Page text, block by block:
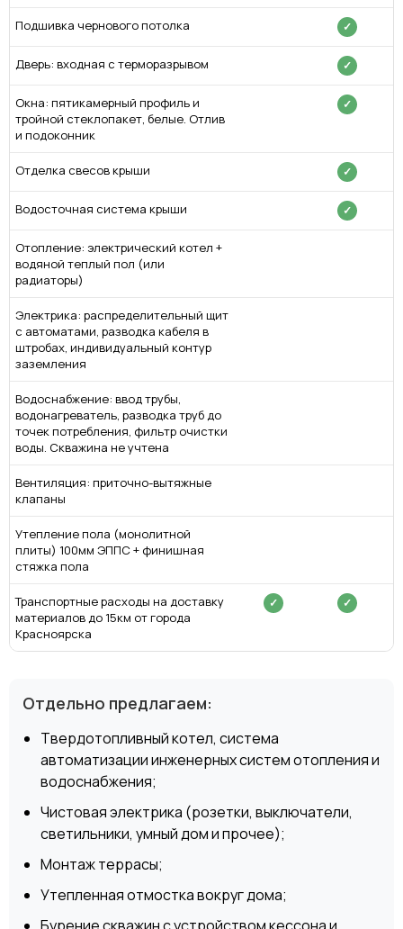
Подшивка чернового потолка ✓
Дверь: входная с терморазрывом ✓
Окна: пятикамерный профиль и
тройной стеклопакет, белые. Отлив
и подоконник
✓
Отделка свесов крыши ✓
Водосточная система крыши ✓
Отопление: электрический котел +
водяной теплый пол (или
радиаторы)
Электрика: распределительный щит
с автоматами, разводка кабеля в
штробах, индивидуальный контур
заземления
Водоснабжение: ввод трубы,
водонагреватель, разводка труб до
точек потребления, фильтр очистки
воды. Скважина не учтена
Вентиляция: приточно-вытяжные
клапаны
Утепление пола (монолитной
плиты) 100мм ЭППС + финишная
стяжка пола
Транспортные расходы на доставку
материалов до 15км от города
Красноярска
✓ ✓
Отдельно предлагаем:
Твердотопливный котел, система
автоматизации инженерных систем отопления и
водоснабжения;
Чистовая электрика (розетки, выключатели,
светильники, умный дом и прочее);
Монтаж террасы;
Утепленная отмостка вокруг дома;
Бурение скважин с устройством кессона и